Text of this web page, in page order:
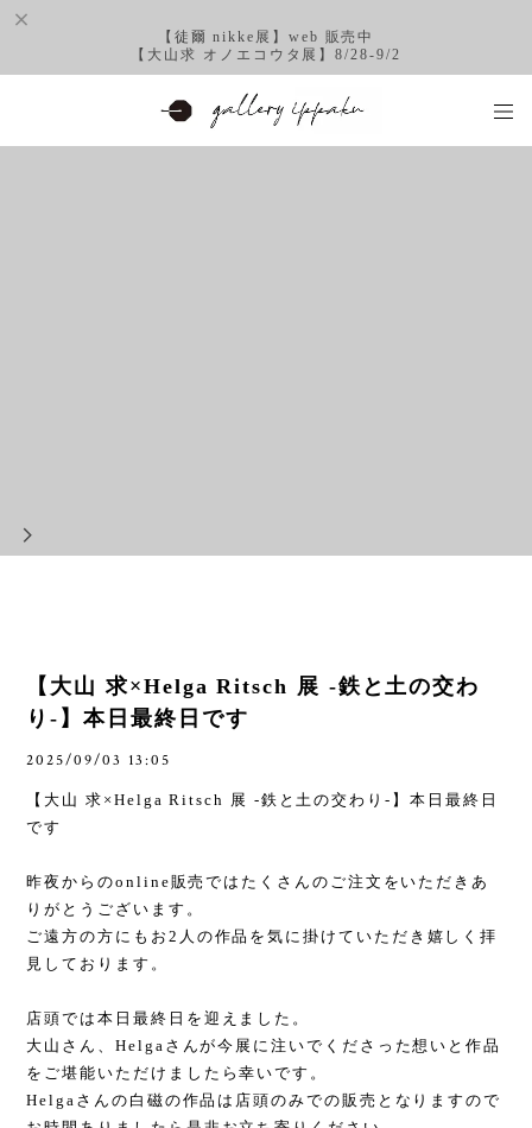
【徒爾 nikke展】web 販売中
【大山求 オノエコウタ展】8/28-9/2
【大山 求×Helga Ritsch 展 -鉄と土の交わ
り-】本日最終日です
2025/09/03 13:05
【大山 求 ×Helga Ritsch 展 -鉄と土の交わり- 】本日最終日
です
昨夜からのonline販売ではたくさんのご注文をいただきあ
りがとうございます。
ご遠方の方にもお 2 人の作品を気に掛けていただき嬉しく拝
見しております。
店頭では本日最終日を迎えました。
大山さん、 Helga さんが今展に注いでくださった想いと作品
をご堪能いただけましたら幸いです。
Helga さんの白磁の作品は店頭のみでの販売となりますので